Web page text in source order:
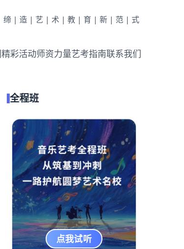
缔|造|艺|术|教|育|新|范|式
精彩活动师资力量艺考指南联系我们
全程班
点我试听